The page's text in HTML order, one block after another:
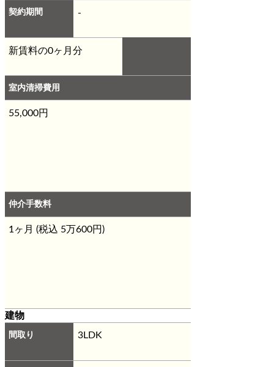
契約期間 -
新賃料の0ヶ月分
室内清掃費用
55,000円
仲介手数料
1ヶ月 (税込 5万600円)
建物
間取り 3LDK